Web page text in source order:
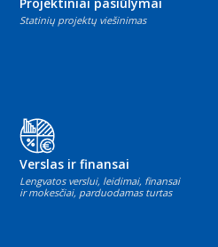
Projektiniai pasiūlymai
Statinių projektų viešinimas
Verslas ir finansai
Lengvatos verslui, leidimai, finansai
ir mokesčiai, parduodamas turtas